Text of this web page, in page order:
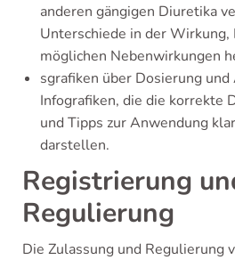
anderen gängigen Diuretika
Unterschiede in der Wirkung,
möglichen Nebenwirkungen
sgrafiken über Dosierung
Infografiken, die die korrekte
und Tipps zur Anwendung
darstellen.
Registrierung
Regulierung
Die Zulassung und Regulierung